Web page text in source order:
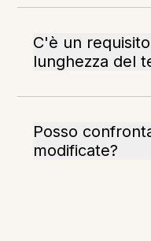
C'è un
lunghezza del
Posso
modificate?